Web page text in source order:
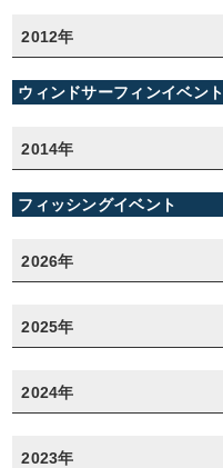
2012年
ウィンドサーフィンイベント
2014年
フィッシングイベント
2026年
2025年
2024年
2023年